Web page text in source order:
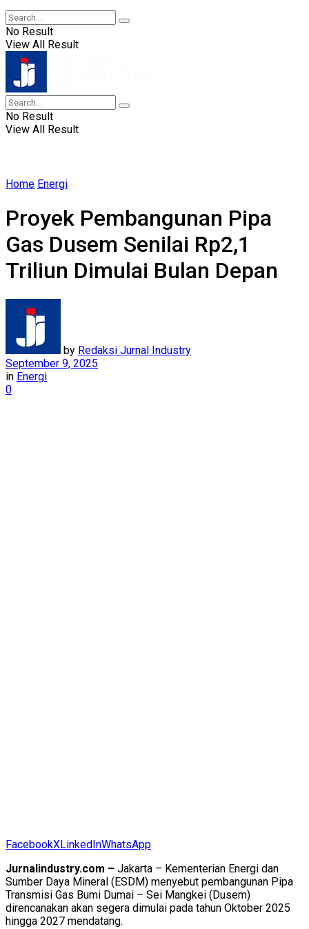
No Result
View All Result
No Result
View All Result
Home Energi
Proyek Pembangunan Pipa
Gas Dusem Senilai Rp2,1
Triliun Dimulai Bulan Depan
by Redaksi Jurnal Industry
September 9, 2025
in Energi
0
FacebookXLinkedInWhatsApp
Jurnalindustry.com – Jakarta – Kementerian Energi dan
Sumber Daya Mineral (ESDM) menyebut pembangunan Pipa
Transmisi Gas Bumi Dumai – Sei Mangkei (Dusem)
direncanakan akan segera dimulai pada tahun Oktober 2025
hingga 2027 mendatang.